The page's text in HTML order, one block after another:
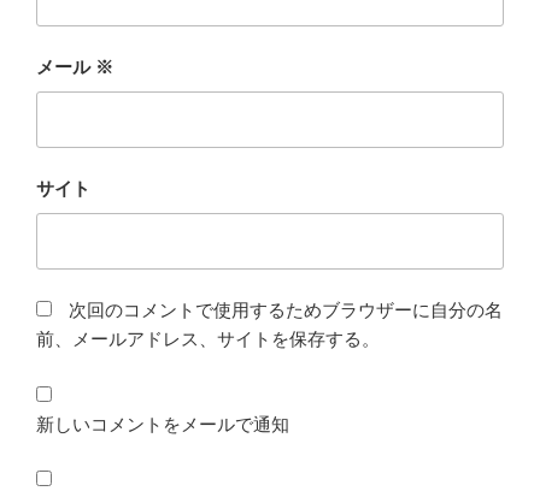
メール ※
サイト
次回のコメントで使用するためブラウザーに自分の名
前、メールアドレス、サイトを保存する。
新しいコメントをメールで通知